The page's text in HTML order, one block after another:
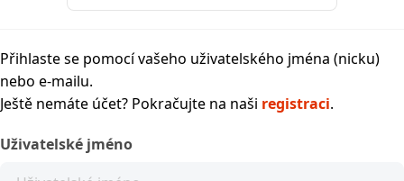
Přihlaste se pomocí vašeho uživatelského jména (nicku)
nebo e-mailu.
Ještě nemáte účet? Pokračujte na naši registraci.
Uživatelské jméno